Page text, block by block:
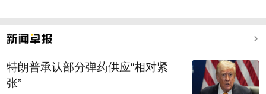
特朗普承认部分弹药供应“相对紧
张”